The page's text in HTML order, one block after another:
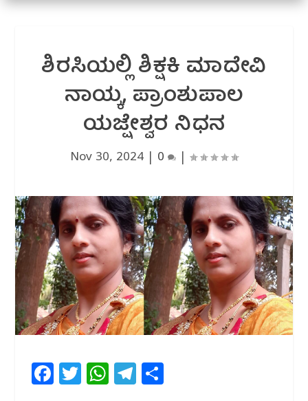
ಶಿರಸಿಯಲ್ಲಿ ಶಿಕ್ಷಕಿ ಮಾದೇವಿ
ನಾಯ್ಕ, ಪ್ರಾಂಶುಪಾಲ
ಯಜ್ಷೇಶ್ವರ ನಿಧನ
Nov 30, 2024 0
F T W T